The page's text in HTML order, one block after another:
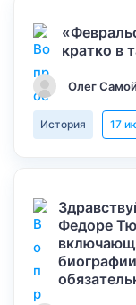
кратко в
Олег
История 17
Федоре